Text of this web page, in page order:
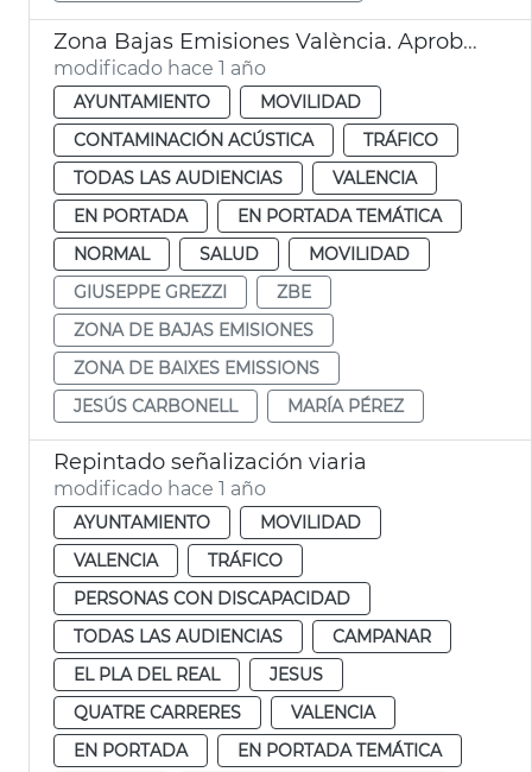
Zona Bajas Emisiones València. Aprobación por el Pleno
modificado hace 1 año
AYUNTAMIENTO
MOVILIDAD
CONTAMINACIÓN ACÚSTICA
TRÁFICO
TODAS LAS AUDIENCIAS
VALENCIA
EN PORTADA
EN PORTADA TEMÁTICA
NORMAL
SALUD
MOVILIDAD
GIUSEPPE GREZZI
ZBE
ZONA DE BAJAS EMISIONES
ZONA DE BAIXES EMISSIONS
JESÚS CARBONELL
MARÍA PÉREZ
Repintado señalización viaria
modificado hace 1 año
AYUNTAMIENTO
MOVILIDAD
VALENCIA
TRÁFICO
PERSONAS CON DISCAPACIDAD
TODAS LAS AUDIENCIAS
CAMPANAR
EL PLA DEL REAL
JESUS
QUATRE CARRERES
VALENCIA
EN PORTADA
EN PORTADA TEMÁTICA